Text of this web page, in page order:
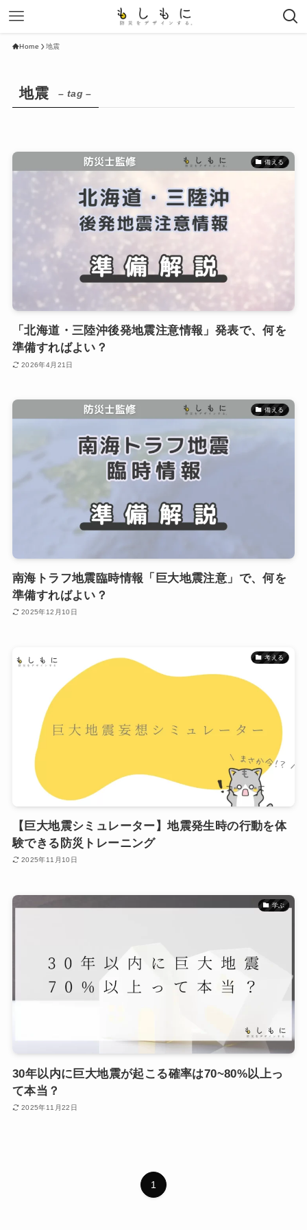
Home 地震
地震 – tag –
備える
「北海道・三陸沖後発地震注意情報」発表で、何を
準備すればよい？
2026年4月21日
備える
南海トラフ地震臨時情報「巨大地震注意」で、何を
準備すればよい？
2025年12月10日
考える
【巨大地震シミュレーター】地震発生時の行動を体
験できる防災トレーニング
2025年11月10日
学ぶ
30年以内に巨大地震が起こる確率は70~80%以上っ
て本当？
2025年11月22日
1